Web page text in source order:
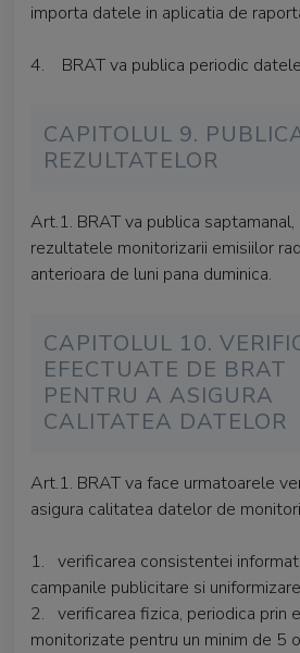
importa datele in aplicatia de
4. BRAT va publica periodic
CAPITOLUL 9.
REZULTATELOR
Art.1. BRAT va publica saptamanal,
rezultatele monitorizarii emisiilor
anterioara de luni pana duminica.
CAPITOLUL 10.
EFECTUATE DE BRAT
PENTRU A ASIGURA
CALITATEA DATELOR
Art.1. BRAT va face urmatoarele
asigura calitatea datelor de
1. verificarea consistentei
campanile publicitare si
2. verificarea fizica, periodica prin
monitorizate pentru un minim de 5